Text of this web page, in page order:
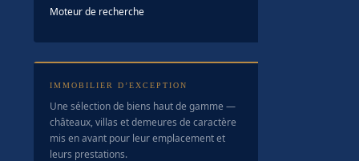
Moteur de recherche
IMMOBILIER D’EXCEPTION
Une sélection de biens haut de gamme —
châteaux, villas et demeures de caractère
mis en avant pour leur emplacement et
leurs prestations.